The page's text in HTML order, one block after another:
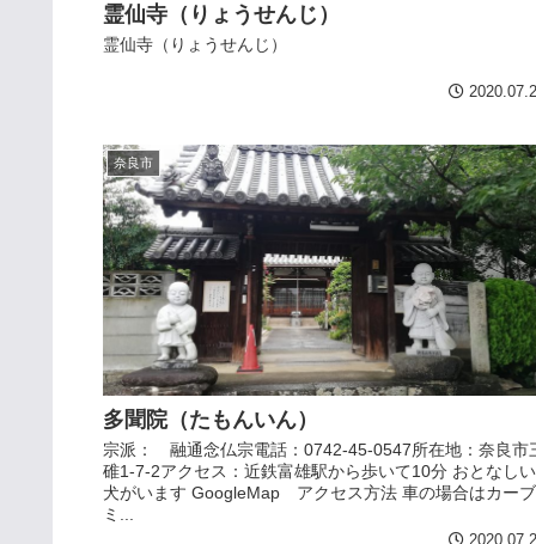
霊仙寺（りょうせんじ）
霊仙寺（りょうせんじ）
奈良市
多聞院（たもんいん）
宗派： 融通念仏宗電話：0742-45-0547所在地：奈良市
碓1-7-2アクセス：近鉄富雄駅から歩いて10分 おとなしい
犬がいます GoogleMap アクセス方法 車の場合はカーブ
ミ...